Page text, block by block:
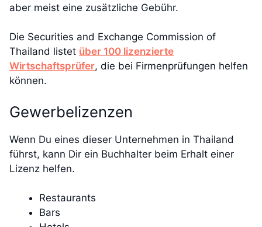
aber meist eine zusätzliche Gebühr.
Die Securities and Exchange Commission of
Thailand listet über 100 lizenzierte
Wirtschaftsprüfer, die bei Firmenprüfungen helfen
können.
Gewerbelizenzen
Wenn Du eines dieser Unternehmen in Thailand
führst, kann Dir ein Buchhalter beim Erhalt einer
Lizenz helfen.
Restaurants
Bars